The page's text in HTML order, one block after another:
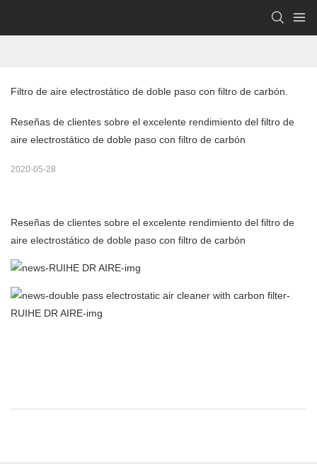
Filtro de aire electrostático de doble paso con filtro de carbón.
Reseñas de clientes sobre el excelente rendimiento del filtro de
aire electrostático de doble paso con filtro de carbón
2020-05-28
Reseñas de clientes sobre el excelente rendimiento del filtro de
aire electrostático de doble paso con filtro de carbón